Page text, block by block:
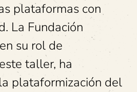
plataformas con
La Fundación
su rol de
taller, ha
plataformización del